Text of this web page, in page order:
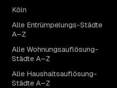
Köln
Alle Entrümpelungs-Städte
A–Z
Alle Wohnungsauflösung-
Städte A–Z
Alle Haushaltsauflösung-
Städte A–Z